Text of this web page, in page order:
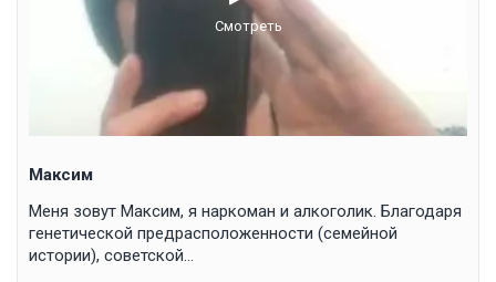
Смотреть
Максим
Меня зовут Максим, я наркоман и алкоголик. Благодаря
генетической предрасположенности (семейной
истории), советской…